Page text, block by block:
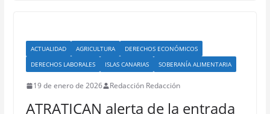
ACTUALIDAD AGRICULTURA
DERECHOS ECONÓMICOS
DERECHOS LABORALES
ISLAS CANARIAS SOBERANÍA ALIMENTARIA
19 de enero de 2026 Redacción Redacción
ATRATICAN alerta de la entrada